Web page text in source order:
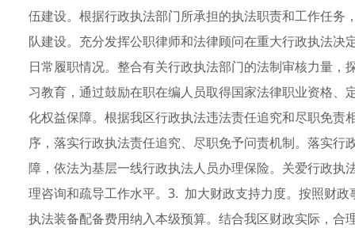
伍建设。根据行政执法部门所承担的执法职责和工作任
队建设。充分发挥公职律师和法律顾问在重大行政执法
日常履职情况。整合有关行政执法部门的法制审核力量
习教育，通过鼓励在职在编人员取得国家法律职业资格
化权益保障。根据我区行政执法违法责任追究和尽职免
序，落实行政执法责任追究、尽职免予问责机制。落实
障，依法为基层一线行政执法人员办理保险。关爱行政
理咨询和疏导工作水平。3. 加大财政支持力度。按照财
执法装备配备费用纳入本级预算。结合我区财政实际，